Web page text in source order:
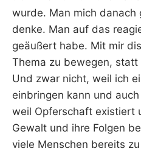
wurde. Man mich danach
denke. Man auf das
geäußert habe. Mit mir
Thema zu bewegen,
Und zwar nicht, weil ich
einbringen kann und
weil Opferschaft existiert
Gewalt und ihre Folgen
viele Menschen bereits